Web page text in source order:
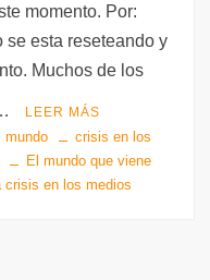
d
di
m
p
ar
tir
momento. Por:
se esta reseteando y
Muchos de los
LEER MÁS
mundo
crisis en los
El mundo que viene
crisis en los medios